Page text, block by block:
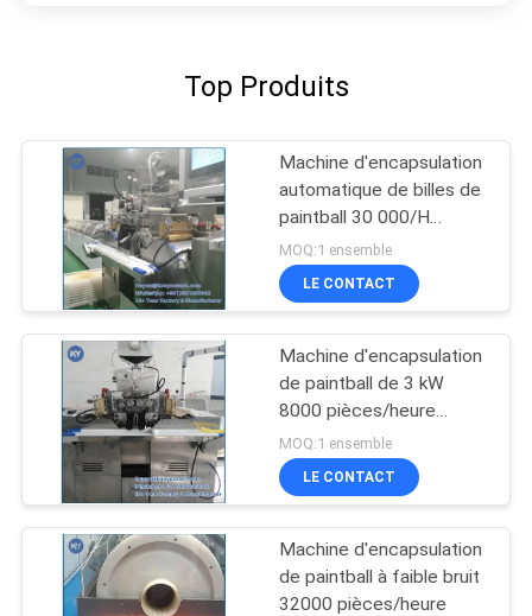
Top Produits
Machine d'encapsulation
automatique de billes de
paintball 30 000/H
SUS304
MOQ:1 ensemble
LE CONTACT
Machine d'encapsulation
de paintball de 3 kW
8000 pièces/heure
Capacité
MOQ:1 ensemble
LE CONTACT
Machine d'encapsulation
de paintball à faible bruit
32000 pièces/heure